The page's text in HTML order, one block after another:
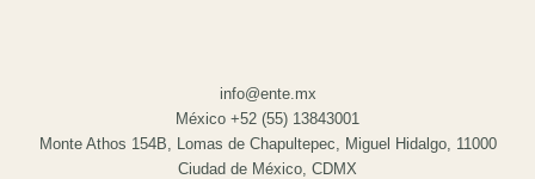
info@ente.mx
México +52 (55) 13843001
Monte Athos 154B, Lomas de Chapultepec, Miguel Hidalgo, 11000
Ciudad de México, CDMX